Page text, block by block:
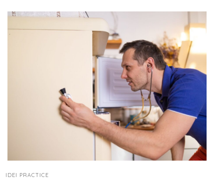
IDEI PRACTICE